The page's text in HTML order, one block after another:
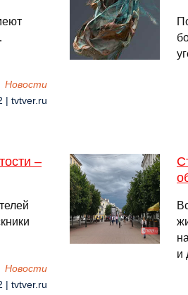
Новости
| tvtver.ru
–
Новости
| tvtver.ru
и